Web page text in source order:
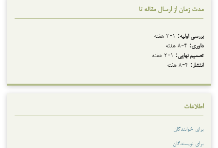
مدت زمان از ارسال مقاله تا
بررسی اولیه:
داوری:
تصمیم نهایی:
انتشار:
اطلاعات
برای خوانندگان
برای نویسندگان